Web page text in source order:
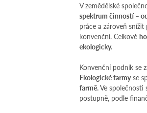
V zemědělské
spektrum činností –
práce a zároveň
konvenční. Celkově
ekologicky.
Konvenční podnik se
Ekologické farmyse
farmě.Ve společnosti
postupně, podle